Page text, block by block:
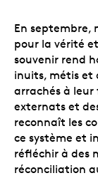
En septembre,
pour la vérité
souvenir rend
inuits, métis et
arrachés à leur
externats et
reconnaît les
ce système et
réfléchir à des
réconciliation